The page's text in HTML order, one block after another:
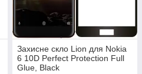
Захисне скло Lion для Nokia
6 10D Perfect Protection Full
Glue, Black